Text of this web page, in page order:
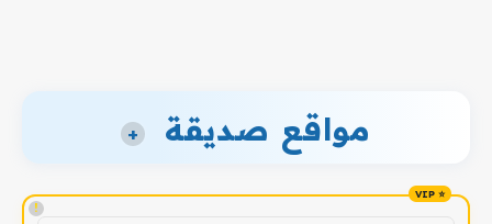
مواقع صديقة +
!